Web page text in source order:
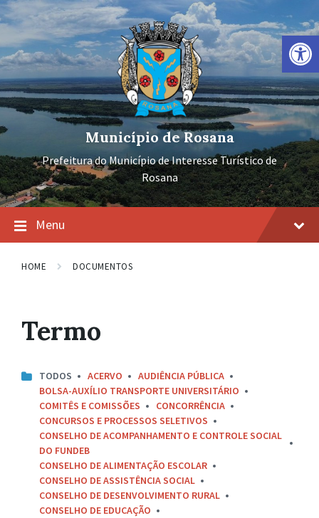
Barra de Ferramentas Aberta
Ir
para
conteúdo
Pular
para
navegação
principal
Pular
para
rodapé
Município de Rosana
Prefeitura do Município de Interesse Turístico de
Rosana
Menu
HOME DOCUMENTOS
Termo
TODOS ACERVO
AUDIÊNCIA PÚBLICA
BOLSA-AUXÍLIO TRANSPORTE UNIVERSITÁRIO
COMITÊS E COMISSÕES
CONCORRÊNCIA
CONCURSOS E PROCESSOS SELETIVOS
CONSELHO DE ACOMPANHAMENTO E CONTROLE SOCIAL
DO FUNDEB
CONSELHO DE ALIMENTAÇÃO ESCOLAR
CONSELHO DE ASSISTÊNCIA SOCIAL
CONSELHO DE DESENVOLVIMENTO RURAL
CONSELHO DE EDUCAÇÃO